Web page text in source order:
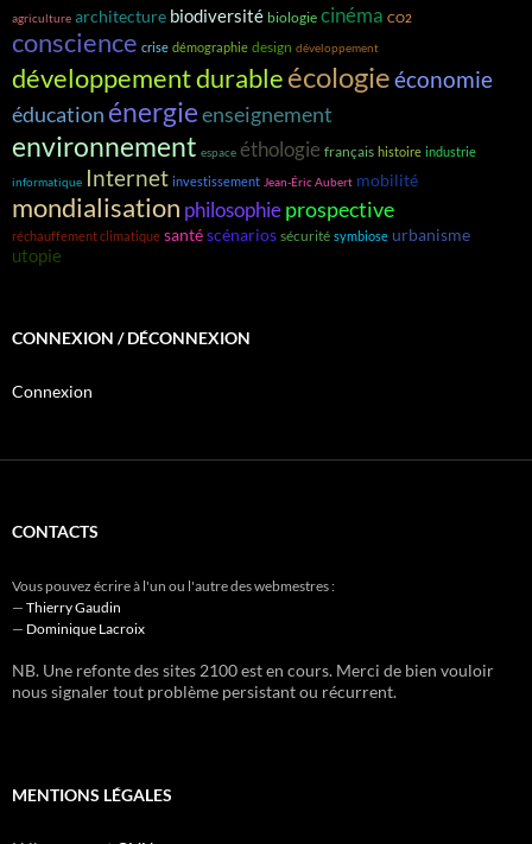
agriculture architecture biodiversité biologie cinéma CO2
conscience crise démographie design développement
développement durableécologieéconomie
éducationénergieenseignement
environnement espace éthologie français histoire industrie
informatique Internet investissement Jean-Éric Aubert mobilité
mondialisation philosophieprospective
réchauffement climatique santéscénarios sécurité symbiose urbanisme
utopie
CONNEXION / DÉCONNEXION
Connexion
CONTACTS
Vous pouvez écrire à l'un ou l'autre des webmestres :
— Thierry Gaudin
— Dominique Lacroix
NB. Une refonte des sites 2100 est en cours. Merci de bien vouloir
nous signaler tout problème persistant ou récurrent.
MENTIONS LÉGALES